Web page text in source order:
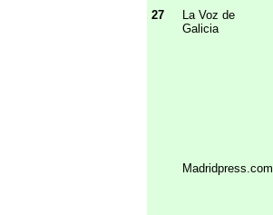
27
La Voz de
Galicia
Madridpress.com